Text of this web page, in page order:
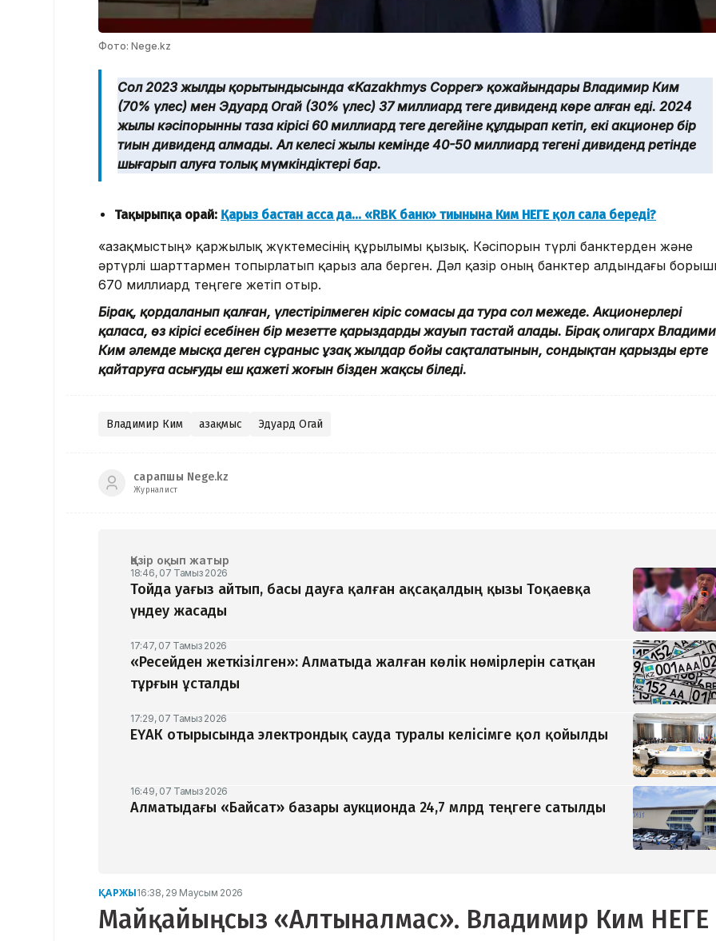
Фото: Nege.kz
Сол 2023 жылдың қорытындысында «Kazakhmys Copper» қожайындары Владимир Ким
(70% үлес) мен Эдуард Огай (30% үлес) 37 миллиард теңге дивиденд көре алған еді. 2024
жылы кәсіпорынның таза кірісі 60 миллиард теңге деңгейіне құлдырап кетіп, екі акционер бір
тиын дивиденд алмады. Ал келесі жылы кемінде 40-50 миллиард теңгені дивиденд ретінде
шығарып алуға толық мүмкіндіктері бар.
Тақырыпқа орай: Қарыз бастан асса да... «RBK банк» тиынына Ким НЕГЕ қол сала береді?
«Қазақмыстың» қаржылық жүктемесінің құрылымы қызық. Кәсіпорын түрлі банктерден және
әртүрлі шарттармен топырлатып қарыз ала берген. Дәл қазір оның банктер алдындағы
670 миллиард теңгеге жетіп отыр.
Бірақ, қордаланып қалған, үлестірілмеген кіріс сомасы да тура сол межеде. Акционерлері
қаласа, өз кірісі есебінен бір мезетте қарыздарды жауып тастай алады. Бірақ олигарх
Ким әлемде мысқа деген сұраныс ұзақ жылдар бойы сақталатынын, сондықтан қарызды ерте
қайтаруға асығудың еш қажеті жоғын бізден жақсы біледі.
Владимир Ким Қазақмыс Эдуард Огай
сарапшы Nege.kz
Журналист
Қазір оқып жатыр
18:46, 07 Тамыз 2026
Тойда уағыз айтып, басы дауға қалған ақсақалдың қызы Тоқаевқа
үндеу жасады
17:47, 07 Тамыз 2026
«Ресейден жеткізілген»: Алматыда жалған көлік нөмірлерін сатқан
тұрғын ұсталды
17:29, 07 Тамыз 2026
ЕҮАК отырысында электрондық сауда туралы келісімге қол қойылды
16:49, 07 Тамыз 2026
Алматыдағы «Байсат» базары аукционда 24,7 млрд теңгеге сатылды
ҚАРЖЫ16:38, 29 Маусым 2026
Майқайыңсыз «Алтыналмас». Владимир Ким НЕГЕ